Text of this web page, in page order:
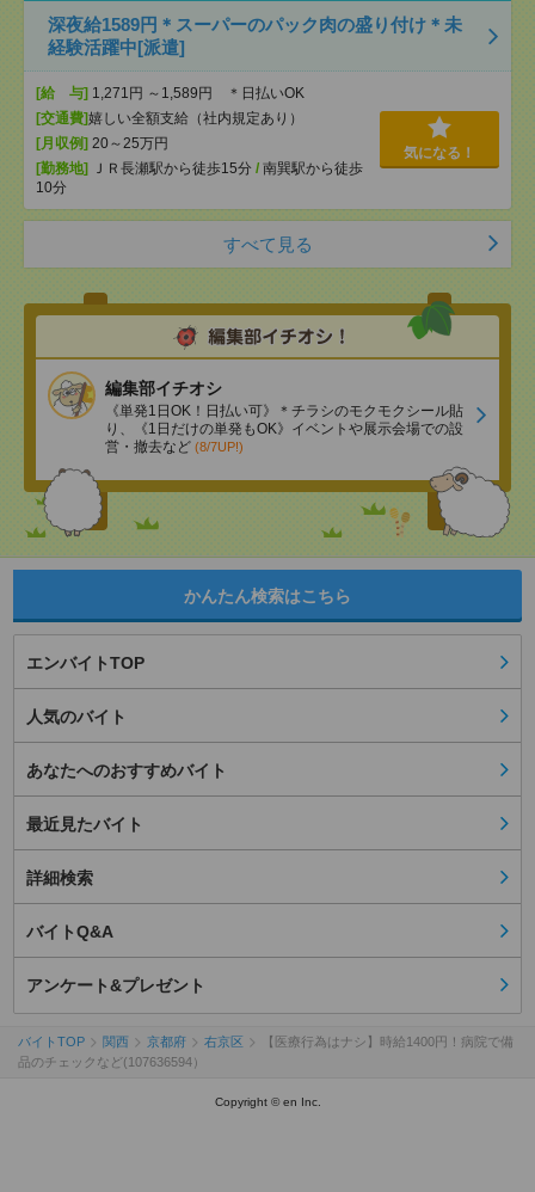
深夜給1589円＊スーパーのパック肉の盛り付け＊未
経験活躍中[派遣]
[給 与] 1,271円 ～1,589円 ＊日払いOK
[交通費]嬉しい全額支給（社内規定あり）
[月収例] 20～25万円
[勤務地]
ＪＲ長瀬駅から徒歩15分 / 南巽駅から徒歩
10分
気になる！
すべて見る
編集部イチオシ
《単発1日OK！日払い可》＊チラシのモクモクシール貼
り、《1日だけの単発もOK》イベントや展示会場での設
営・撤去など (8/7UP!)
かんたん検索はこちら
エンバイトTOP
人気のバイト
あなたへのおすすめバイト
最近見たバイト
詳細検索
バイトQ&A
アンケート&プレゼント
バイトTOP 関西 京都府 右京区
【医療行為はナシ】時給1400円！病院で備
品のチェックなど(107636594）
Copyright © en Inc.